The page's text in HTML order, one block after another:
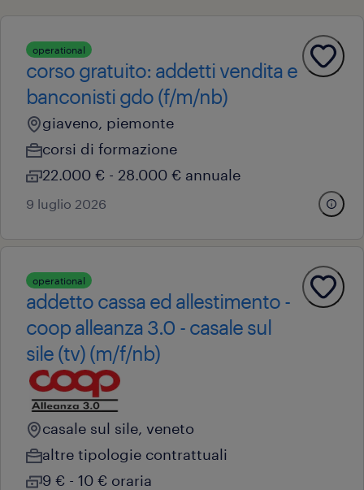
operational
corso gratuito: addetti vendita e
banconisti gdo (f/m/nb)
giaveno, piemonte
corsi di formazione
22.000 € - 28.000 € annuale
9 luglio 2026
operational
addetto cassa ed allestimento -
coop alleanza 3.0 - casale sul
sile (tv) (m/f/nb)
casale sul sile, veneto
altre tipologie contrattuali
9 € - 10 € oraria